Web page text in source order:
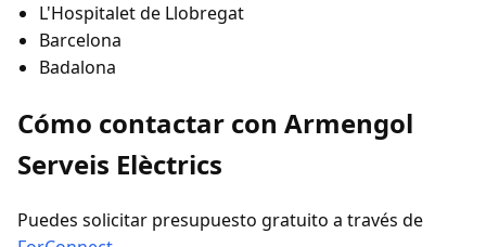
L'Hospitalet de Llobregat
Barcelona
Badalona
Cómo contactar con Armengol
Serveis Elèctrics
Puedes solicitar presupuesto gratuito a través de